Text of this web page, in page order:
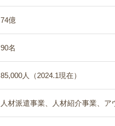
74億
90名
85,000人（2024.1現在）
人材派遣事業、人材紹介事業、